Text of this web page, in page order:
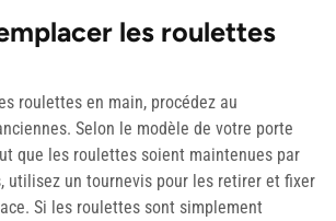
les roulettes
roulettes en main, procédez au
Selon le modèle de votre porte
que les roulettes soient maintenues par
utilisez un tournevis pour les retirer et fixer
Si les roulettes sont simplement